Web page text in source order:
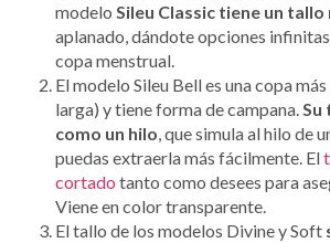
modelo Sileu Classic tiene un tallo
aplanado, dándote opciones
copa menstrual.
El modelo Sileu Bell es una copa
larga) y tiene forma de campana.Su
como un hilo, que simula al hilo de
puedas extraerla más fácilmente. El
cortado tanto como desees para
Viene en color transparente.
El tallo de los modelos Divine y Soft